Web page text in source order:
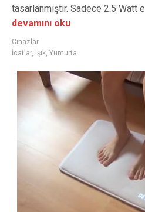
tasarlanmıştır. Sadece 2.5 Watt
devamını oku
Cihazlar
İcatlar, Işık Yumurta